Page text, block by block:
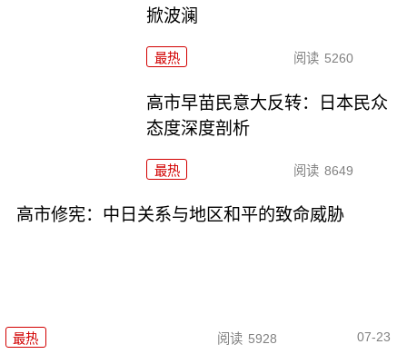
掀波澜
最热 阅读 5260
高市早苗民意大反转：日本民众
态度深度剖析
最热 阅读 8649
高市修宪：中日关系与地区和平的致命威胁
最热 阅读 5928 07-23